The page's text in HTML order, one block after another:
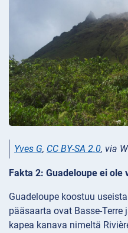
Yves G, CC BY-SA 2.0, via
Fakta 2: Guadeloupe ei
Guadeloupe koostuu
pääsaarta ovat Basse-Terre
kapea kanava nimeltä